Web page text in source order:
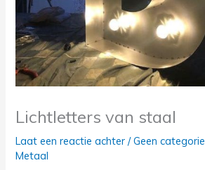
Lichtletters van staal
Laat een reactie achter /Geen categorie
Metaal